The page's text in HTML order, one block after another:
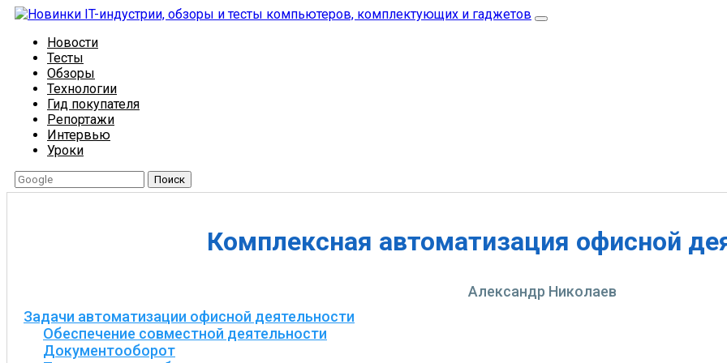
Новости
Тесты
Обзоры
Технологии
Гид покупателя
Репортажи
Интервью
Уроки
Поиск
Комплексная автоматизация офисной
Александр Николаев
Задачи автоматизации офисной деятельности
Обеспечение совместной деятельности
Документооборот